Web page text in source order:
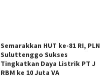
Semarakkan HUT ke-81 RI, PLN
Suluttenggo Sukses
Tingkatkan Daya Listrik PT J
RBM ke 10 Juta VA